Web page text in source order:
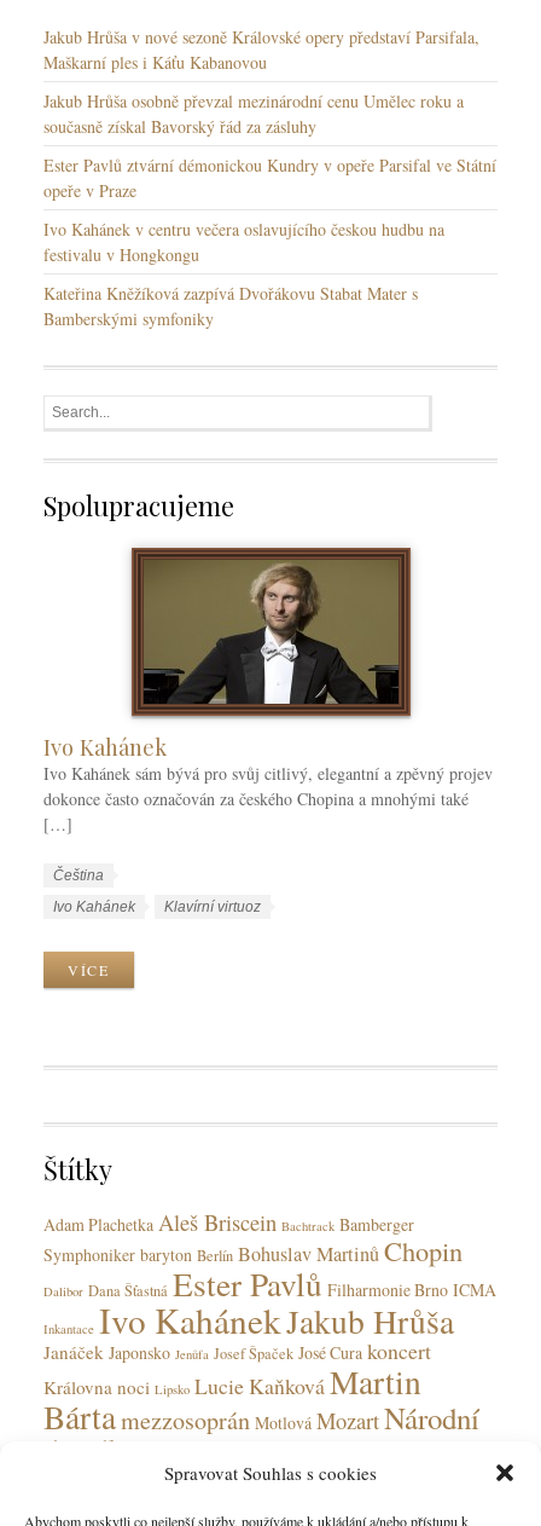
Spravovat Souhlas s cookies
Abychom poskytli co nejlepší služby, používáme k ukládání a/nebo přístupu k
Jakub Hrůša v nové sezoně Královské opery představí Parsifala,
Maškarní ples i Káťu Kabanovou
Jakub Hrůša osobně převzal mezinárodní cenu Umělec roku a
současně získal Bavorský řád za zásluhy
Ester Pavlů ztvární démonickou Kundry v opeře Parsifal ve Státní
opeře v Praze
Ivo Kahánek v centru večera oslavujícího českou hudbu na
festivalu v Hongkongu
Kateřina Kněžíková zazpívá Dvořákovu Stabat Mater s
Bamberskými symfoniky
Spolupracujeme
Ivo Kahánek
Ivo Kahánek sám bývá pro svůj citlivý, elegantní a zpěvný projev
dokonce často označován za českého Chopina a mnohými také
[…]
W
k
e
i
s
y
Čeština
W
k
g
Ivo Kahánek Klavírní virtuoz
VÍCE
Štítky
Adam Plachetka Aleš Briscein Bachtrack Bamberger
Symphoniker baryton Berlín Bohuslav MartinůChopin
Dalibor Dana Šťastná Ester Pavlů Filharmonie Brno ICMA
Inkantace Ivo KahánekJakub Hrůša
Janáček Japonsko Jenůfa Josef Špaček José Cura koncert
Královna noci Lipsko Lucie Kaňková Martin
Bártamezzosoprán Motlová MozartNárodní
divadlo
Ohnivý andělOlga Jelínková
Ostrava Peter Valentovič Prokofjev Rudolfinum